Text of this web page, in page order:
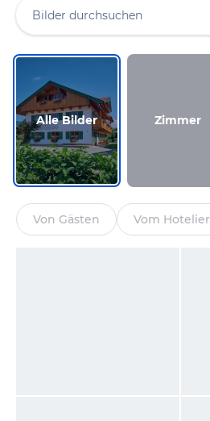
Alle Bilder Zimmer
Von Gästen Vom Hotelier